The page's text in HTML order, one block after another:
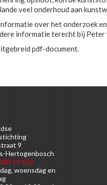
veel onderhoud aan
over het onderzoek
informatie terecht bij Peter
pdf-document.
9
Hertogenbosch
19 650
woensdag en